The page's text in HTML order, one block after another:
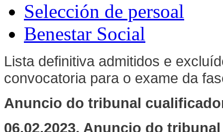
Selección de persoal
Benestar Social
Lista definitiva admitidos e
convocatoria para o exame da
Anuncio do tribunal
06.02.2023. Anuncio do